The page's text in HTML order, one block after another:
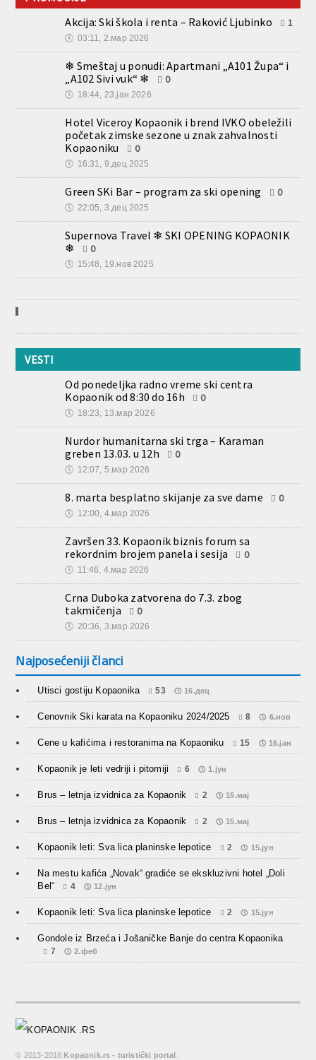
Akcija: Ski škola i renta – Raković Ljubinko
1
🕔 03:11, 2.мар 2026
❄ Smeštaj u ponudi: Apartmani „A101 Župa“ i
„A102 Sivi vuk“ ❄
0
🕔 18:44, 23.јан 2026
Hotel Viceroy Kopaonik i brend IVKO obeležili
početak zimske sezone u znak zahvalnosti
Kopaoniku
0
🕔 16:31, 9.дец 2025
Green SKi Bar – program za ski opening 0
🕔 22:05, 3.дец 2025
Supernova Travel ❄ SKI OPENING KOPAONIK
❄
0
🕔 15:48, 19.нов 2025
VESTI
Od ponedeljka radno vreme ski centra
Kopaonik od 8:30 do 16h
0
🕔 18:23, 13.мар 2026
Nurdor humanitarna ski trga – Karaman
greben 13.03. u 12h
0
🕔 12:07, 5.мар 2026
8. marta besplatno skijanje za sve dame 0
🕔 12:00, 4.мар 2026
Završen 33. Kopaonik biznis forum sa
rekordnim brojem panela i sesija
0
🕔 11:46, 4.мар 2026
Crna Duboka zatvorena do 7.3. zbog
takmičenja
0
🕔 20:36, 3.мар 2026
Najposećeniji članci
Utisci gostiju Kopaonika 53 16.дец
Cenovnik Ski karata na Kopaoniku 2024/2025 8 6.нов
Cene u kafićima i restoranima na Kopaoniku 15 16.јан
Kopaonik je leti vedriji i pitomiji 6 1.јун
Brus – letnja izvidnica za Kopaonik 2 15.мај
Brus – letnja izvidnica za Kopaonik 2 15.мај
Kopaonik leti: Sva lica planinske lepotice 2 15.јун
Na mestu kafića „Novak“ gradiće se ekskluzivni hotel „Doli
Bel“
4 12.јун
Kopaonik leti: Sva lica planinske lepotice 2 15.јун
Gondole iz Brzeća i Jošaničke Banje do centra Kopaonika
7 2.феб
© 2013-2018 Kopaonik.rs - turistički portal